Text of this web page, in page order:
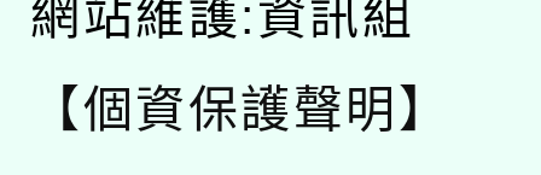
網站維護:資訊組
【個資保護聲明】